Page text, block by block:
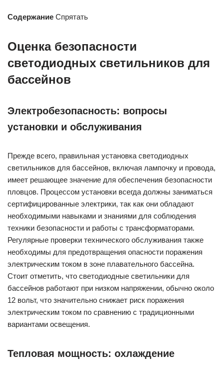
Содержание Спрятать
Оценка безопасности
светодиодных светильников для
бассейнов
Электробезопасность: вопросы
установки и обслуживания
Прежде всего, правильная установка светодиодных
светильников для бассейнов, включая лампочку и провода,
имеет решающее значение для обеспечения безопасности
пловцов. Процессом установки всегда должны заниматься
сертифицированные электрики, так как они обладают
необходимыми навыками и знаниями для соблюдения
техники безопасности и работы с трансформаторами.
Регулярные проверки технического обслуживания также
необходимы для предотвращения опасности поражения
электрическим током в зоне плавательного бассейна.
Стоит отметить, что светодиодные светильники для
бассейнов работают при низком напряжении, обычно около
12 вольт, что значительно снижает риск поражения
электрическим током по сравнению с традиционными
вариантами освещения.
Тепловая мощность: охлаждение